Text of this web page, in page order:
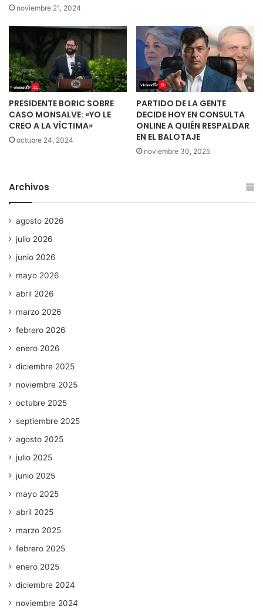
noviembre 21, 2024
PRESIDENTE BORIC SOBRE
CASO MONSALVE: «YO LE
CREO A LA VÍCTIMA»
octubre 24, 2024
PARTIDO DE LA GENTE
DECIDE HOY EN CONSULTA
ONLINE A QUIÉN RESPALDAR
EN EL BALOTAJE
noviembre 30, 2025
Archivos
agosto 2026
julio 2026
junio 2026
mayo 2026
abril 2026
marzo 2026
febrero 2026
enero 2026
diciembre 2025
noviembre 2025
octubre 2025
septiembre 2025
agosto 2025
julio 2025
junio 2025
mayo 2025
abril 2025
marzo 2025
febrero 2025
enero 2025
diciembre 2024
noviembre 2024